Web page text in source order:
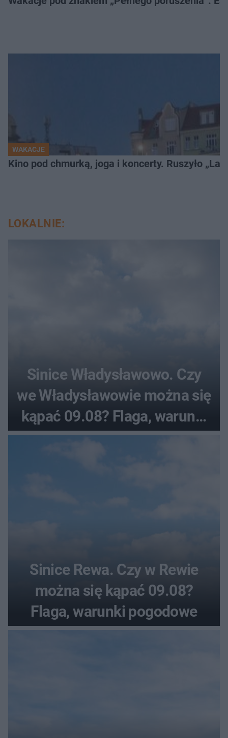
WAKACJE
Kino pod chmurką, joga i koncerty. Ruszyło
LOKALNIE:
Sinice Władysławowo. Czy
we Władysławowie można się
kąpać 09.08? Flaga, warunki
pogodowe
Sinice Rewa. Czy w Rewie
można się kąpać 09.08?
Flaga, warunki pogodowe